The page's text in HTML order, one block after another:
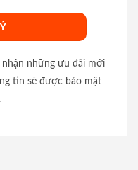
những ưu đãi mới
tin sẽ được bảo mật